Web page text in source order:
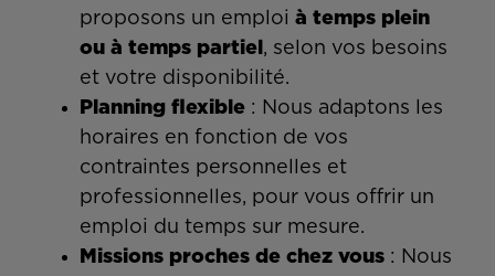
proposons un emploi à temps plein
ou à temps partiel , selon vos besoins
et votre disponibilité.
Planning flexible : Nous adaptons les
horaires en fonction de vos
contraintes personnelles et
professionnelles, pour vous offrir un
emploi du temps sur mesure.
Missions proches de chez vous : Nous